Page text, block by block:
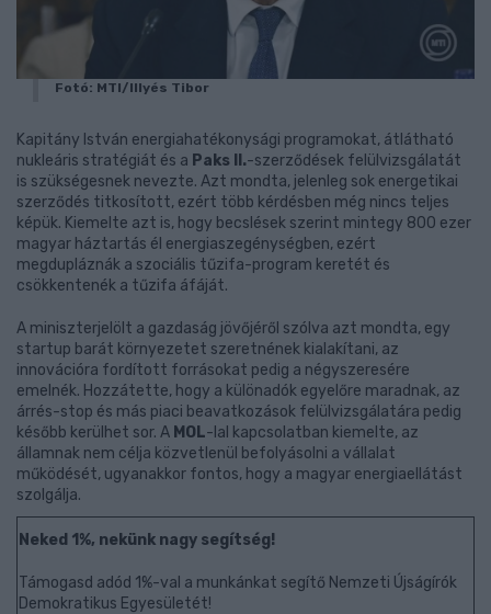
Fotó: MTI/Illyés Tibor
Kapitány István energiahatékonysági programokat, átlátható
nukleáris stratégiát és a Paks II.-szerződések felülvizsgálatát
is szükségesnek nevezte. Azt mondta, jelenleg sok energetikai
szerződés titkosított, ezért több kérdésben még nincs teljes
képük. Kiemelte azt is, hogy becslések szerint mintegy 800 ezer
magyar háztartás él energiaszegénységben, ezért
megdupláznák a szociális tűzifa-program keretét és
csökkentenék a tűzifa áfáját.
A miniszterjelölt a gazdaság jövőjéről szólva azt mondta, egy
startup barát környezetet szeretnének kialakítani, az
innovációra fordított forrásokat pedig a négyszeresére
emelnék. Hozzátette, hogy a különadók egyelőre maradnak, az
árrés-stop és más piaci beavatkozások felülvizsgálatára pedig
később kerülhet sor. A MOL-lal kapcsolatban kiemelte, az
államnak nem célja közvetlenül befolyásolni a vállalat
működését, ugyanakkor fontos, hogy a magyar energiaellátást
szolgálja.
Neked 1%, nekünk nagy segítség!
Támogasd adód 1%-val a munkánkat segítő Nemzeti Újságírók
Demokratikus Egyesületét!